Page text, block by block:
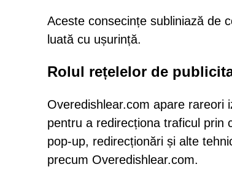
Aceste consecințe subliniază de
luată cu ușurință.
Rolul rețelelor de
Overedishlear.com apare rareori
pentru a redirecționa traficul prin
pop-up, redirecționări și alte
precum Overedishlear.com.